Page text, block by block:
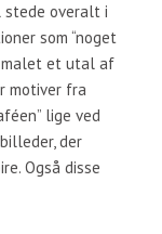
stede overalt i
som “noget
malet et utal af
motiver fra
lige ved
der
Også disse